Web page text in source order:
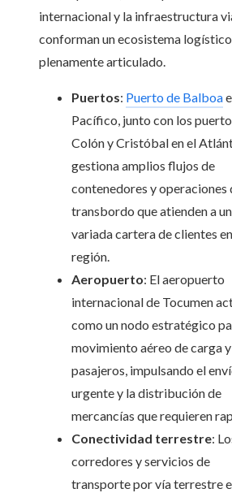
internacional y la infraestructura
conforman un ecosistema logístico
plenamente articulado.
Puertos: Puerto de Balboa
Pacífico, junto con los
Colón y Cristóbal en el
gestiona amplios flujos de
contenedores y operaciones
transbordo que atienden a
variada cartera de clientes
región.
Aeropuerto: El aeropuerto
internacional de Tocumen
como un nodo estratégico
movimiento aéreo de carga y
pasajeros, impulsando el
urgente y la distribución de
mercancías que requieren
Conectividad terrestre:
corredores y servicios de
transporte por vía terrestre